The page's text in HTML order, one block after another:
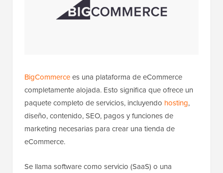
BigCommercees una plataforma de eCommerce
completamente alojada. Esto significa que ofrece un
paquete completo de servicios, incluyendo hosting,
diseño, contenido, SEO, pagos y funciones de
marketing necesarias para crear una tienda de
eCommerce.
Se llama software como servicio (SaaS) o una